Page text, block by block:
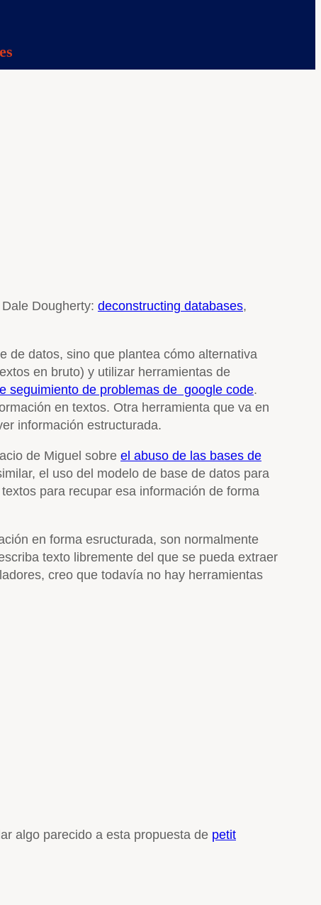
Dougherty: deconstructing databases,
de datos, sino que plantea cómo alternativa
en bruto) y utilizar herramientas de
seguimiento de problemas de google code.
en textos. Otra herramienta que va en
información estructurada.
de Miguel sobre el abuso de las bases de
el uso del modelo de base de datos para
para recupar esa información de forma
en forma esructurada, son normalmente
texto libremente del que se pueda extraer
creo que todavía no hay herramientas
algo parecido a esta propuesta de petit